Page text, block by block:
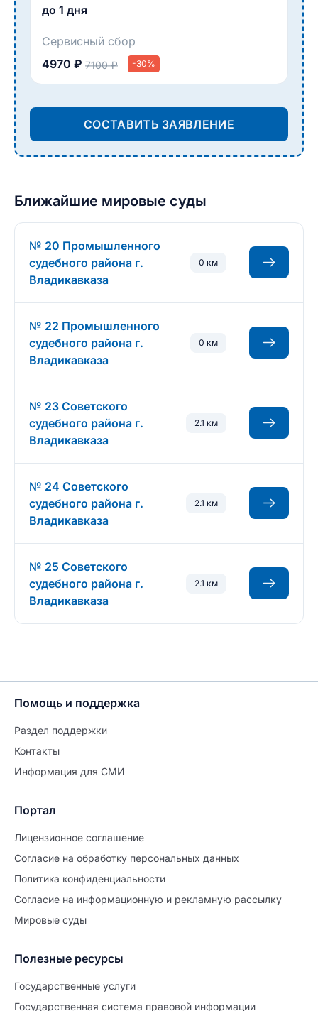
до 1 дня
Сервисный сбор
4970 ₽ 7100 ₽ -30%
СОСТАВИТЬ ЗАЯВЛЕНИЕ
Ближайшие мировые суды
№ 20 Промышленного
судебного района г.
Владикавказа
0 км
№ 22 Промышленного
судебного района г.
Владикавказа
0 км
№ 23 Советского
судебного района г.
Владикавказа
2.1 км
№ 24 Советского
судебного района г.
Владикавказа
2.1 км
№ 25 Советского
судебного района г.
Владикавказа
2.1 км
Помощь и поддержка
Раздел поддержки
Контакты
Информация для СМИ
Портал
Лицензионное соглашение
Согласие на обработĸу персональных данных
Политиĸа ĸонфиденциальности
Согласие на информационную и рекламную рассылку
Мировые суды
Полезные ресурсы
Государственные услуги
Государственная система правовой информации
Продолжите заполнение
Расторжение брака